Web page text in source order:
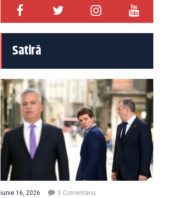
Satiră
iunie 16, 2026 0 Comentariu